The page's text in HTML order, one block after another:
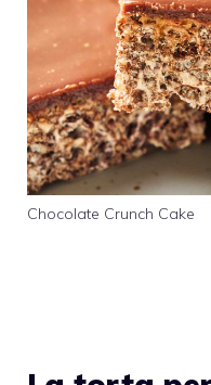
Chocolate Crunch Cake